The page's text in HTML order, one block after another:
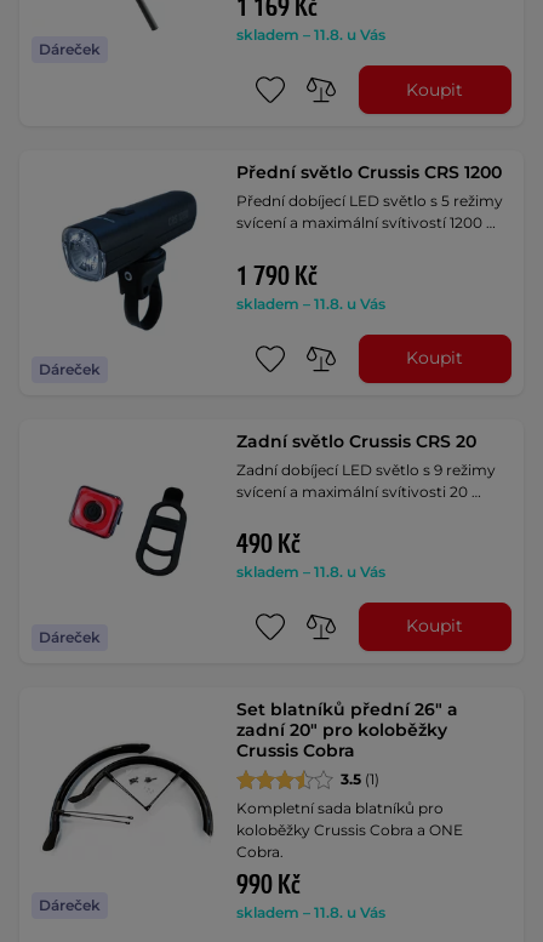
Dáreček
1 169 Kč
skladem – 11.8. u Vás
Koupit
Dáreček
Přední světlo Crussis CRS 1200
Přední dobíjecí LED světlo s 5 režimy
svícení a maximální svítivostí 1200 …
1 790 Kč
skladem – 11.8. u Vás
Koupit
Dáreček
Zadní světlo Crussis CRS 20
Zadní dobíjecí LED světlo s 9 režimy
svícení a maximální svítivosti 20 …
490 Kč
skladem – 11.8. u Vás
Koupit
Dáreček
Set blatníků přední 26" a
zadní 20" pro koloběžky
Crussis Cobra
3.5 (1)
Kompletní sada blatníků pro
koloběžky Crussis Cobra a ONE
Cobra.
990 Kč
skladem – 11.8. u Vás